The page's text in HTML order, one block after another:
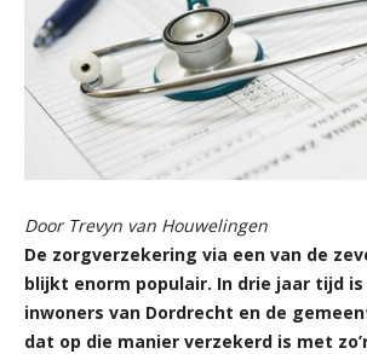
Door Trevyn van Houwelingen
De zorgverzekering via een van de
blijkt enorm populair. In drie jaar tijd
inwoners van Dordrecht en de
dat op die manier verzekerd is met